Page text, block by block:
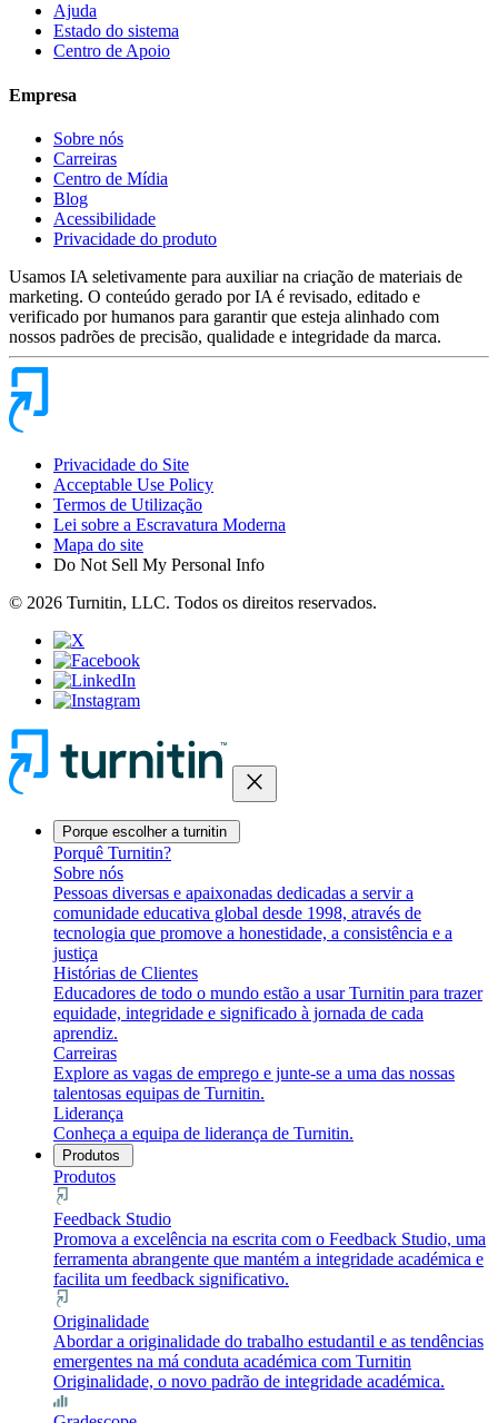
Ajuda
Estado do sistema
Centro de Apoio
Empresa
Sobre nós
Carreiras
Centro de Mídia
Blog
Acessibilidade
Privacidade do produto
Usamos IA seletivamente para auxiliar na criação de materiais de
marketing. O conteúdo gerado por IA é revisado, editado e
verificado por humanos para garantir que esteja alinhado com
nossos padrões de precisão, qualidade e integridade da marca.
Privacidade do Site
Acceptable Use Policy
Termos de Utilização
Lei sobre a Escravatura Moderna
Mapa do site
Do Not Sell My Personal Info
© 2026 Turnitin, LLC. Todos os direitos reservados.
close
Porque escolher a turnitin
Porquê Turnitin?
Sobre nós
Pessoas diversas e apaixonadas dedicadas a servir a
comunidade educativa global desde 1998, através de
tecnologia que promove a honestidade, a consistência e a
justiça
Histórias de Clientes
Educadores de todo o mundo estão a usar Turnitin para trazer
equidade, integridade e significado à jornada de cada
aprendiz.
Carreiras
Explore as vagas de emprego e junte-se a uma das nossas
talentosas equipas de Turnitin.
Liderança
Conheça a equipa de liderança de Turnitin.
Produtos
Produtos
Feedback Studio
Promova a excelência na escrita com o Feedback Studio, uma
ferramenta abrangente que mantém a integridade académica e
facilita um feedback significativo.
Originalidade
Abordar a originalidade do trabalho estudantil e as tendências
emergentes na má conduta académica com Turnitin
Originalidade, o novo padrão de integridade académica.